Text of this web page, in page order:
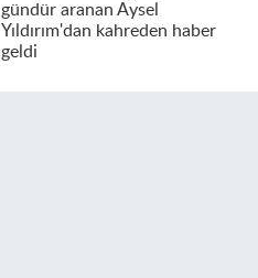
gündür aranan Aysel
Yıldırım'dan kahreden haber
geldi